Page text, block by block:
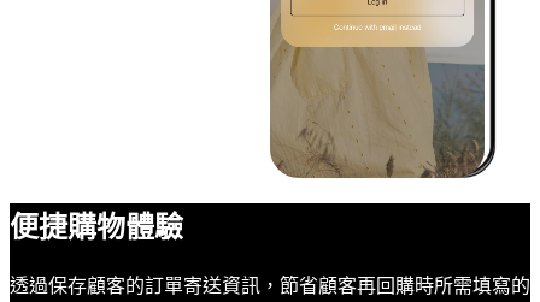
便捷購物體驗
透過保存顧客的訂單寄送資訊，節省顧客再回購時所需填寫的